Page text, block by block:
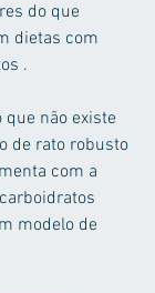
do que
dietas com
.
que não existe
de rato robusto
com a
modelo de